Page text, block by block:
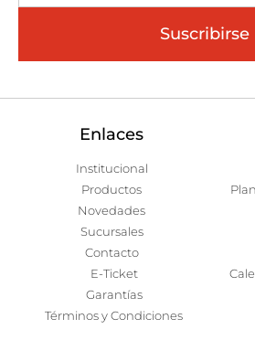
Suscribirse
Enlaces
Institucional
Productos
Novedades
Sucursales
Contacto
E-Ticket
Garantías
Términos y Condiciones